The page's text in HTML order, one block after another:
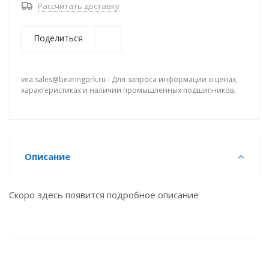
Рассчитать доставку
Поделиться
vea.sales@bearingprk.ru - Для запроса информации о ценах,
характеристиках и наличии промышленных подшипников.
Описание
Скоро здесь появится подробное описание